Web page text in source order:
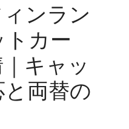
ィンラン
トカー
キャッ
両替の